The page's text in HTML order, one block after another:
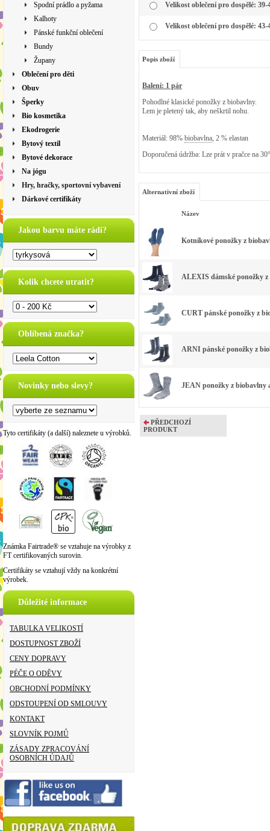
Spodní prádlo a pyžama
Kalhoty
Pánské funkční oblečení
Bundy
Župany
Oblečení pro děti
Obuv
Šperky
Bio kosmetika
Ekodrogerie
Bytový textil
Bytové dekorace
Na jógu
Hry, hračky, sportovní vybavení
Dárkové certifikáty
Jakou barvu máte rádi?
Kolik chcete utratit?
Oblíbená značka?
Novinky nebo slevy?
Tyto certifikáty (a další) naleznete u výrobků.
Známka Fairtrade® se vztahuje na výrobky z
FT certifikovaných surovin.
Certifikáty se vztahují vždy na konkrétní
výrobek.
Důležité informace
TABULKA VELIKOSTÍ
DOSTUPNOST ZBOŽÍ
CENY DOPRAVY
PÉČE O ODĚVY
OBCHODNÍ PODMÍNKY
ODSTOUPENÍ OD SMLOUVY
KONTAKT
SLOVNÍK POJMŮ
ZÁSADY ZPRACOVÁNÍ
OSOBNÍCH ÚDAJŮ
Velikost oblečení pro dospělé: 39-
Velikost oblečení pro dospělé: 43-
Popis zboží
Balení: 1 pár
Pohodlné klasické ponožky z biobavlny.
Lem je pletený tak, aby neškrtil nohu.
Materiál: 98% biobavlna, 2 % elastan
Doporučená údržba: Lze prát v pračce na
Alternativní zboží
Název
Kotníkové ponožky z
ALEXIS dámské ponožky
CURT pánské ponožky z
ARNI pánské ponožky z
JEAN ponožky z biobavlny
PŘEDCHOZÍ
PRODUKT